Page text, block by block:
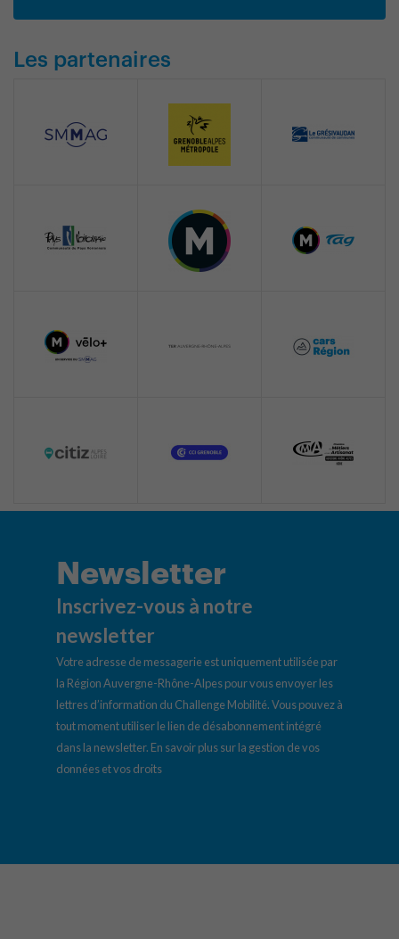
Les partenaires
Newsletter
Inscrivez-vous à notre
newsletter
Votre adresse de messagerie est uniquement utilisée par
la Région Auvergne-Rhône-Alpes pour vous envoyer les
lettres d’information du Challenge Mobilité. Vous pouvez à
tout moment utiliser le lien de désabonnement intégré
dans la newsletter. En savoir plus sur la gestion de vos
données et vos droits